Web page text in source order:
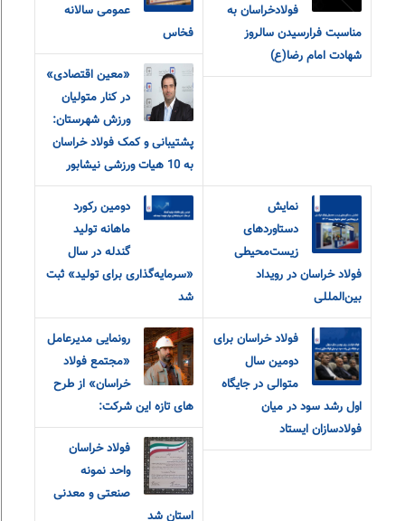
فولاد‌خراسان به
مناسبت‌ فرارسیدن سالروز
شهادت امام‌ رضا(ع)
عمومی سالانه
فخاس
«معین اقتصادی»
در کنار متولیان
ورزش شهرستان:
پشتیبانی و کمک فولاد خراسان
به 10 هیات ورزشی نیشابور
نمایش
دستاوردهای
زیست‌محیطی
فولاد خراسان در رویداد
بین‌المللی
دومین رکورد
ماهانه تولید
گندله در سال
«سرمایه‌گذاری برای تولید» ثبت
شد
فولاد خراسان برای
دومین سال
متوالی در جایگاه
اول رشد سود در میان
فولادسازان ایستاد
رونمایی مدیرعامل
«مجتمع فولاد
خراسان» از طرح
های تازه این شرکت:
فولاد خراسان
واحد نمونه
صنعتی و معدنی
استان شد